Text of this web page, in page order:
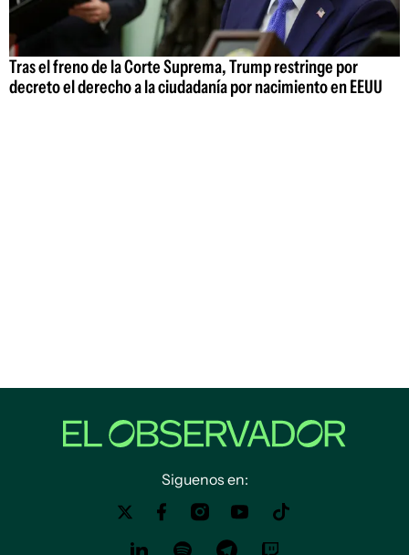
Tras el freno de la Corte Suprema, Trump restringe por
decreto el derecho a la ciudadanía por nacimiento en EEUU
Siguenos en: